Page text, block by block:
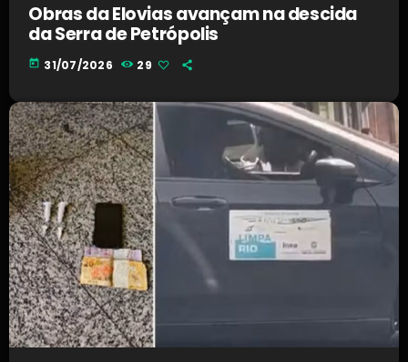
Obras da Elovias avançam na descida
da Serra de Petrópolis
today 31/07/2026 29